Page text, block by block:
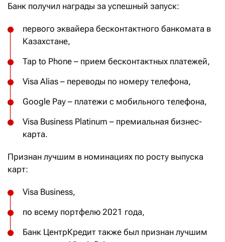
Банк получил награды за успешный запуск:
первого эквайера бесконтактного банкомата в
Казахстане,
Tap to Phone – прием бесконтактных платежей,
Visa Alias – переводы по номеру телефона,
Google Pay – платежи с мобильного телефона,
Visa Business Platinum – премиальная бизнес-
карта.
Признан лучшим в номинациях по росту выпуска
карт:
Visa Business,
по всему портфелю 2021 года,
Банк ЦентрКредит также был признан лучшим